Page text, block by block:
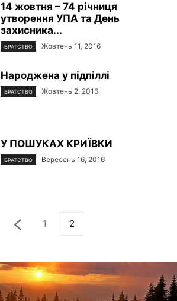
14 жовтня – 74 річниця
утворення УПА та День
захисника...
БРАТСТВО Жовтень 11, 2016
Народжена у підпіллі
БРАТСТВО Жовтень 2, 2016
У ПОШУКАХ КРИЇВКИ
БРАТСТВО Вересень 16, 2016
1 2